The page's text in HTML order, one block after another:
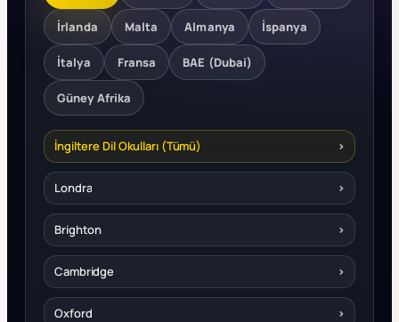
İrlanda Malta Almanya İspanya
İtalya Fransa BAE (Dubai)
Güney Afrika
İngiltere Dil Okulları (Tümü) ›
Londra ›
Brighton ›
Cambridge ›
Oxford ›